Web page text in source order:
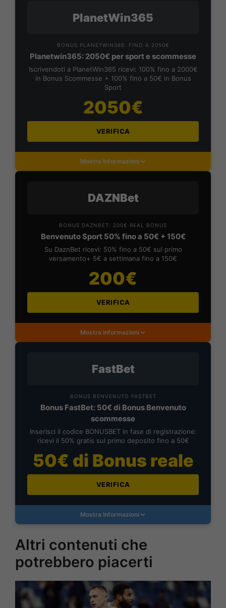
PlanetWin365
BONUS PLANETWIN365: FINO A 2050€
Planetwin365: 2050€ per sport e scommesse
Iscrivendoti a PlanetWin365 ricevi: 100% fino a 2000€
in Bonus Scommesse + 100% fino a 50€ in Bonus
Sport
2050€
VERIFICA
Mostra Informazioni
DAZNBet
BONUS DAZNBET: 200€ REAL BONUS
Benvenuto Sport 50% fino a 50€ + 150€
Su DaznBet ricevi: 50% fino a 50€ sul primo
versamento+ 5€ a settimana fino a 150€
200€
VERIFICA
Mostra Informazioni
FastBet
BONUS BENVENUTO FASTBET
Bonus FastBet: 50€ di Bonus Benvenuto
scommesse
Inserisci il codice BONUSBET in fase di registrazione:
ricevi il 50% gratis sul primo deposito fino a 50€
50€ di Bonus reale
VERIFICA
Mostra Informazioni
Altri contenuti che
potrebbero piacerti